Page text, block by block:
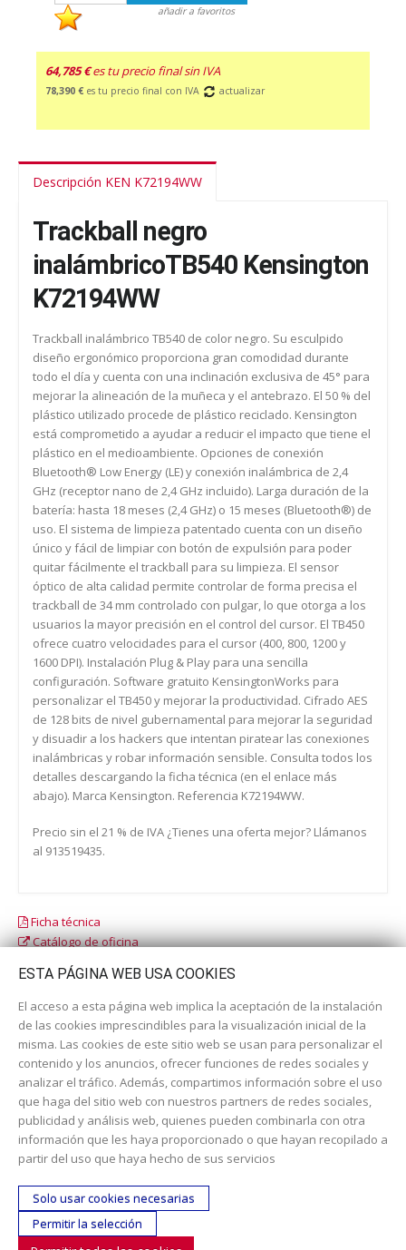
añadir a favoritos
64,785 € es tu precio final sin IVA
78,390 € es tu precio final con IVA actualizar
Descripción KEN K72194WW
Trackball negro
inalámbricoTB540 Kensington
K72194WW
Trackball inalámbrico TB540 de color negro. Su esculpido
diseño ergonómico proporciona gran comodidad durante
todo el día y cuenta con una inclinación exclusiva de 45° para
mejorar la alineación de la muñeca y el antebrazo. El 50 % del
plástico utilizado procede de plástico reciclado. Kensington
está comprometido a ayudar a reducir el impacto que tiene el
plástico en el medioambiente. Opciones de conexión
Bluetooth® Low Energy (LE) y conexión inalámbrica de 2,4
GHz (receptor nano de 2,4 GHz incluido). Larga duración de la
batería: hasta 18 meses (2,4 GHz) o 15 meses (Bluetooth®) de
uso. El sistema de limpieza patentado cuenta con un diseño
único y fácil de limpiar con botón de expulsión para poder
quitar fácilmente el trackball para su limpieza. El sensor
óptico de alta calidad permite controlar de forma precisa el
trackball de 34 mm controlado con pulgar, lo que otorga a los
usuarios la mayor precisión en el control del cursor. El TB450
ofrece cuatro velocidades para el cursor (400, 800, 1200 y
1600 DPI). Instalación Plug & Play para una sencilla
configuración. Software gratuito KensingtonWorks para
personalizar el TB450 y mejorar la productividad. Cifrado AES
de 128 bits de nivel gubernamental para mejorar la seguridad
y disuadir a los hackers que intentan piratear las conexiones
inalámbricas y robar información sensible. Consulta todos los
detalles descargando la ficha técnica (en el enlace más
abajo). Marca Kensington. Referencia K72194WW.
Precio sin el 21 % de IVA ¿Tienes una oferta mejor? Llámanos
al 913519435.
Ficha técnica
Catálogo de oficina
Dirección:c/ Cercedilla nº 14, 28925 Alcorcón
Email:contacta aquí
Teléfono:913519435
ESTA PÁGINA WEB USA COOKIES
El acceso a esta página web implica la aceptación de la instalación
de las cookies imprescindibles para la visualización inicial de la
misma. Las cookies de este sitio web se usan para personalizar el
contenido y los anuncios, ofrecer funciones de redes sociales y
analizar el tráfico. Además, compartimos información sobre el uso
que haga del sitio web con nuestros partners de redes sociales,
publicidad y análisis web, quienes pueden combinarla con otra
información que les haya proporcionado o que hayan recopilado a
partir del uso que haya hecho de sus servicios
Solo usar cookies necesarias
Permitir la selección